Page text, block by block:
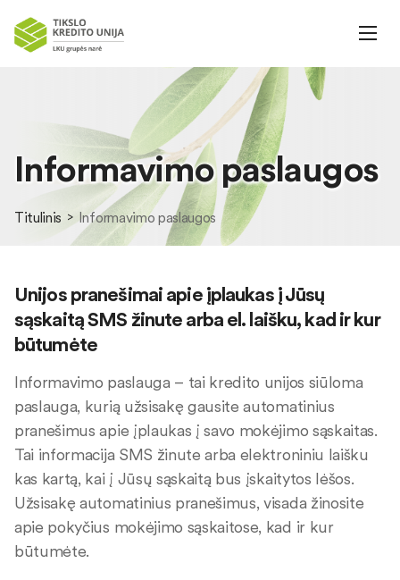
Informavimo paslaugos
Titulinis Informavimo paslaugos
Unijos pranešimai apie įplaukas į Jūsų
sąskaitą SMS žinute arba el. laišku, kad ir kur
būtumėte
Informavimo paslauga – tai kredito unijos siūloma
paslauga, kurią užsisakę gausite automatinius
pranešimus apie įplaukas į savo mokėjimo sąskaitas.
Tai informacija SMS žinute arba elektroniniu laišku
kas kartą, kai į Jūsų sąskaitą bus įskaitytos lėšos.
Užsisakę automatinius pranešimus, visada žinosite
apie pokyčius mokėjimo sąskaitose, kad ir kur
būtumėte.